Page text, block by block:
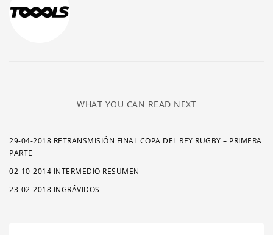
WHAT YOU CAN READ NEXT
29-04-2018 RETRANSMISIÓN FINAL COPA DEL REY RUGBY – PRIMERA
PARTE
02-10-2014 INTERMEDIO RESUMEN
23-02-2018 INGRÁVIDOS